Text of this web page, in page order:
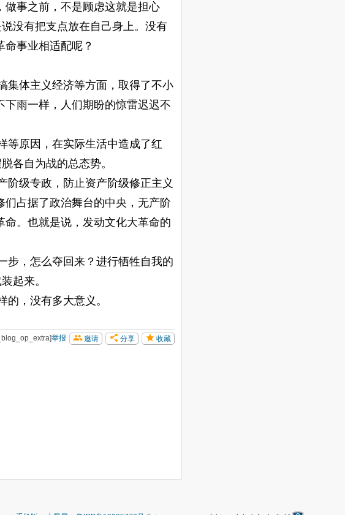
做事之前，不是顾虑这就是担心
没有把支点放在自己身上。没有
事业相适配呢？
体主义经济等方面，取得了不小
雨一样，人们期盼的惊雷迟迟不
原因，在实际生活中造成了红
各自为战的总态势。
级专政，防止资产阶级修正主义
占据了政治舞台的中央，无产阶
。也就是说，发动文化大革命的
，怎么夺回来？进行牺牲自我的
起来。
，没有多大意义。
收藏
分享
邀请
举报